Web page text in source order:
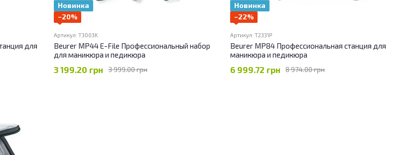
для
Новинка
−20%
Артикул: T3003K
Beurer MP44 E-File Профессиональный набор
для маникюра и педикюра
3 999.00 грн
3 199.20 грн
Новинка
−22%
Артикул: T2331P
Beurer MP84 Профессиональная станция для
маникюра и педикюра
8 974.00 грн
6 999.72 грн